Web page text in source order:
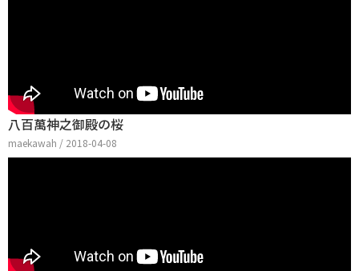
八百萬神之御殿の桜
maekawah / 2018-04-08